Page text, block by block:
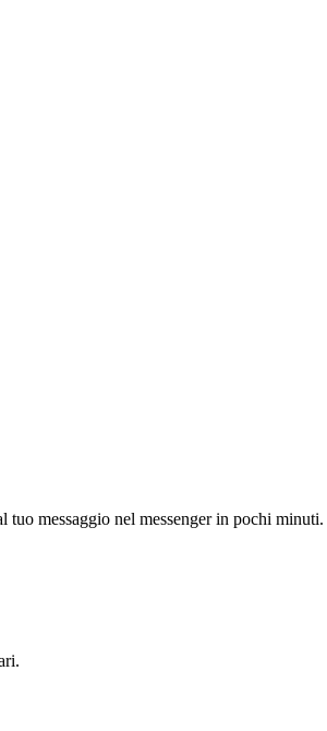
messaggio nel messenger in pochi